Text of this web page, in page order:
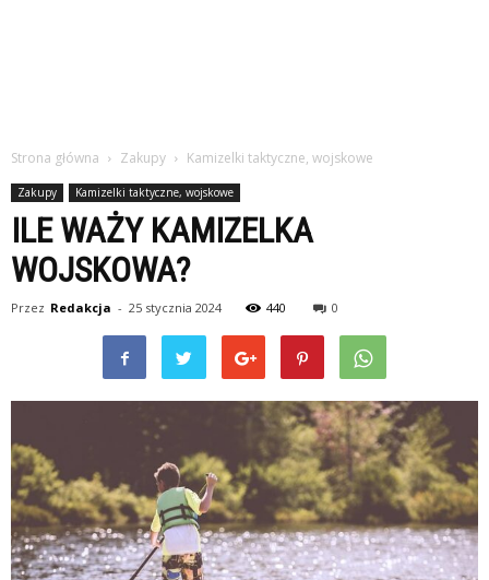
Strona główna Zakupy Kamizelki taktyczne, wojskowe
Zakupy Kamizelki taktyczne, wojskowe
ILE WAŻY KAMIZELKA
WOJSKOWA?
Przez Redakcja - 25 stycznia 2024 440 0